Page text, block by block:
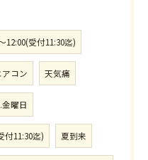
12:00(受付11:30迄)
アコン 天気痛
曜日
付11:30迄) 夏到来